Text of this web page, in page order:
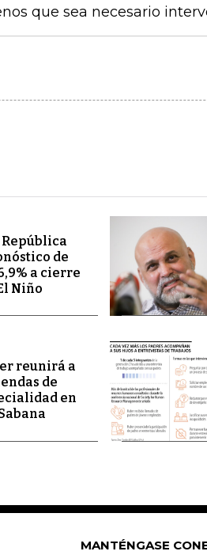
que sea necesario
República
de
a cierre
Niño
reunirá a
de
en
MANTÉNGASE